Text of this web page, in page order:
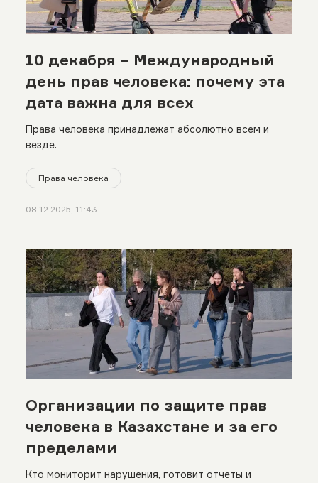
10 декабря – Международный
день прав человека: почему эта
дата важна для всех
Права человека принадлежат абсолютно всем и
везде.
Права человека
08.12.2025, 11:43
Организации по защите прав
человека в Казахстане и за его
пределами
Кто мониторит нарушения, готовит отчеты и